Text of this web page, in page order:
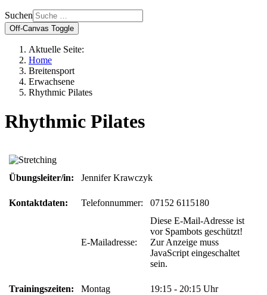
Suchen
Off-Canvas Toggle
Aktuelle Seite:
Home
Breitensport
Erwachsene
Rhythmic Pilates
Rhythmic Pilates
Übungsleiter/in: Jennifer Krawczyk
Kontaktdaten: Telefonnummer: 07152 6115180
E-Mailadresse:
Diese E-Mail-Adresse ist
vor Spambots geschützt!
Zur Anzeige muss
JavaScript eingeschaltet
sein.
Trainingszeiten: Montag 19:15 - 20:15 Uhr